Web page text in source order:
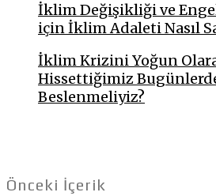
İklim Değişikliği ve
için İklim Adaleti Nasıl
İklim Krizini Yoğun
Hissettiğimiz
Beslenmeliyiz?
Önceki İçerik